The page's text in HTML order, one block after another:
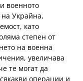
военното
Украйна,
като
степен от
на военна
увеличава
те могат да
операции и